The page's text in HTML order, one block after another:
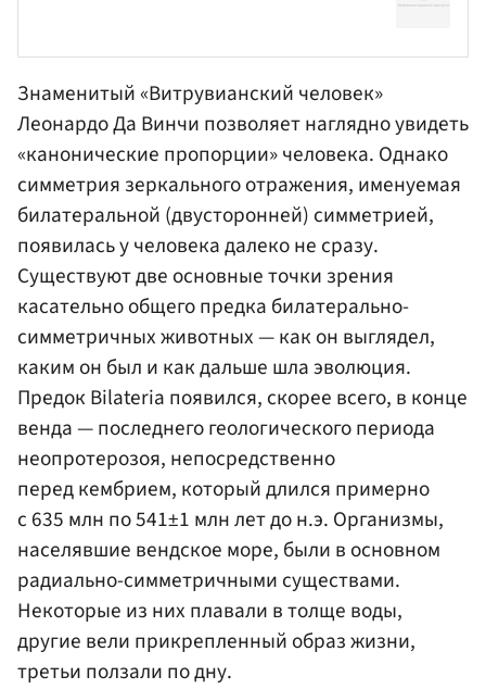
Знаменитый «Витрувианский человек»
Леонардо Да Винчи позволяет наглядно увидеть
«канонические пропорции» человека. Однако
симметрия зеркального отражения, именуемая
билатеральной (двусторонней) симметрией,
появилась у человека далеко не сразу.
Существуют две основные точки зрения
касательно общего предка билатерально-
симметричных животных — как он выглядел,
каким он был и как дальше шла эволюция.
Предок Bilateria появился, скорее всего, в конце
венда — последнего геологического периода
неопротерозоя, непосредственно
перед кембрием, который длился примерно
с 635 млн по 541±1 млн лет до н.э. Организмы,
населявшие вендское море, были в основном
радиально-симметричными существами.
Некоторые из них плавали в толще воды,
другие вели прикрепленный образ жизни,
третьи ползали по дну.